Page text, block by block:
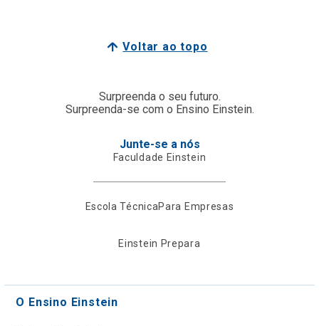
Voltar ao topo
Surpreenda o seu futuro.
Surpreenda-se com o Ensino Einstein.
Junte-se a nós
Faculdade Einstein
Escola TécnicaPara Empresas
Einstein Prepara
O Ensino Einstein